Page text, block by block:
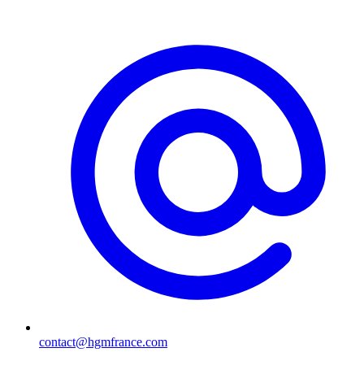
contact@hgmfrance.com